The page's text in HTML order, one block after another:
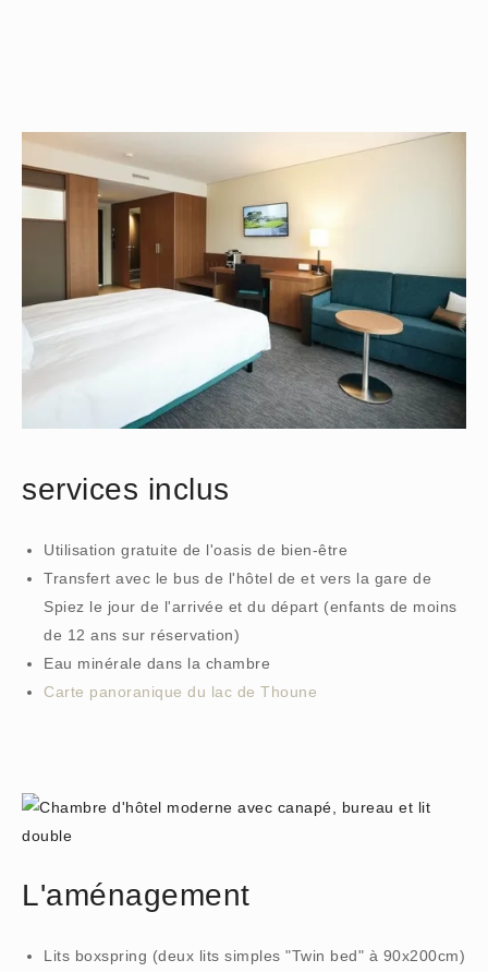
services inclus
Utilisation gratuite de l'oasis de bien-être
Transfert avec le bus de l'hôtel de et vers la gare de
Spiez le jour de l'arrivée et du départ (enfants de moins
de 12 ans sur réservation)
Eau minérale dans la chambre
Carte panoranique du lac de Thoune
L'aménagement
Lits boxspring (deux lits simples "Twin bed" à 90x200cm)